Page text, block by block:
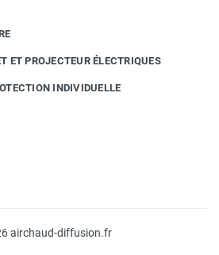
ET PROJECTEUR ÉLECTRIQUES
INDIVIDUELLE
airchaud-diffusion.fr